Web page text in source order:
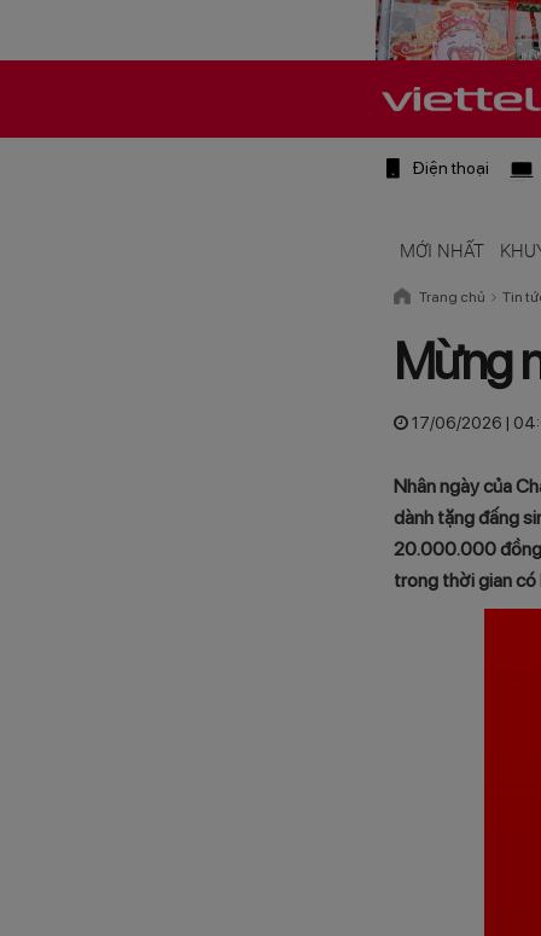
Điện thoại
MỚI NHẤT
Trang chủ Tin
Mừng
17/06/2026 |
Nhân ngày của
dành tặng đấng
20.000.000 đồng
trong thời gian có